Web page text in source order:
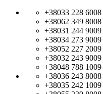
+38033 228 6008
+38062 349 8008
+38031 244 9009
+38034 273 9009
+38052 227 2009
+38032 243 9009
+38048 788 1009
+38036 243 8008
+38035 242 1009